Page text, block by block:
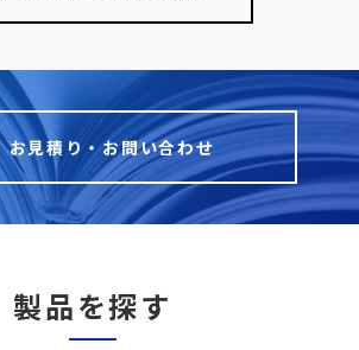
お見積り・お問い合わせ
製品を探す